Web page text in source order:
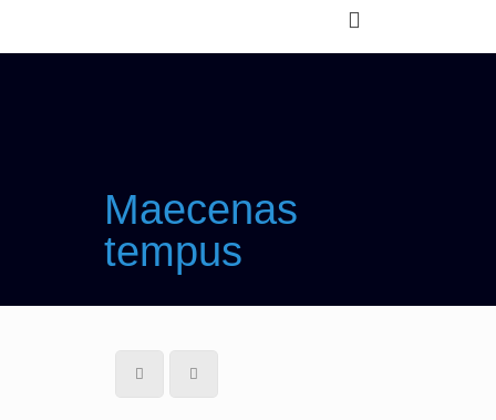
Maecenas
tempus